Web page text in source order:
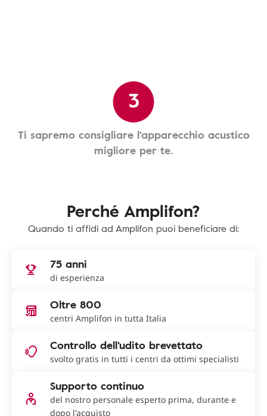
3
Ti sapremo consigliare l'apparecchio acustico
migliore per te.
Perché Amplifon?
Quando ti affidi ad Amplifon puoi beneficiare di:
75 anni
di esperienza
Oltre 800
centri Amplifon in tutta Italia
Controllo dell'udito brevettato
svolto gratis in tutti i centri da ottimi specialisti
Supporto continuo
del nostro personale esperto prima, durante e
dopo l'acquisto